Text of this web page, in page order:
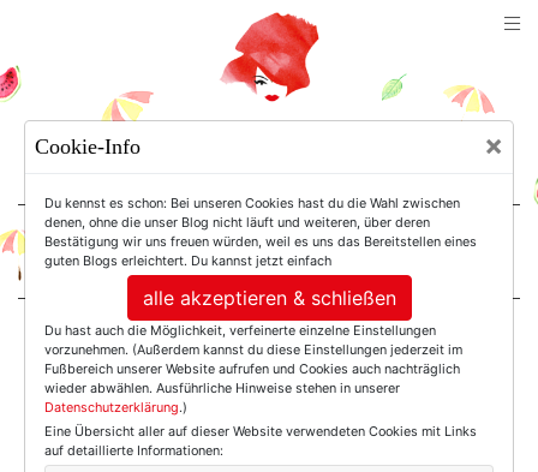
For Women. Not Girls.
Einträge mit dem
Tag: Btw-trend
Cookie-Info ×
Du kennst es schon: Bei unseren Cookies hast du die Wahl zwischen
denen, ohne die unser Blog nicht läuft und weiteren, über deren
Bestätigung wir uns freuen würden, weil es uns das Bereitstellen eines
guten Blogs erleichtert. Du kannst jetzt einfach
alle akzeptieren & schließen
Du hast auch die Möglichkeit, verfeinerte einzelne Einstellungen
vorzunehmen. (Außerdem kannst du diese Einstellungen jederzeit im
Fußbereich unserer Website aufrufen und Cookies auch nachträglich
wieder abwählen. Ausführliche Hinweise stehen in unserer
Datenschutzerklärung.)
Eine Übersicht aller auf dieser Website verwendeten Cookies mit Links
auf detaillierte Informationen: